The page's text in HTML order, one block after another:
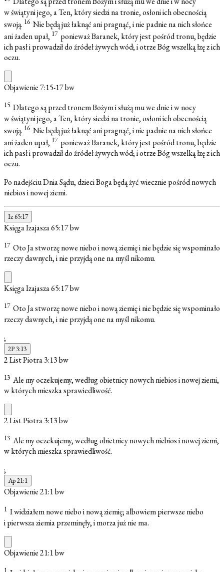
w świątyni jego, a Ten, który siedzi na tronie, osłoni ich obecnością
swoją. 16 Nie będą już łaknąć ani pragnąć, i nie padnie na nich słońce
ani żaden upał, 17 ponieważ Baranek, który jest pośród tronu, będzie
ich pasł i prowadził do źródeł żywych wód; i otrze Bóg wszelką łzę z ich
oczu.
Objawienie 7:15-17bw
15 Dlatego są przed tronem Bożym i służą mu we dnie i w nocy
w świątyni jego, a Ten, który siedzi na tronie, osłoni ich obecnością
swoją. 16 Nie będą już łaknąć ani pragnąć, i nie padnie na nich słońce
ani żaden upał, 17 ponieważ Baranek, który jest pośród tronu, będzie
ich pasł i prowadził do źródeł żywych wód; i otrze Bóg wszelką łzę z ich
oczu.
Po nadejściu Dnia Sądu, dzieci Boga będą żyć wiecznie pośród nowych
niebios i nowej ziemi.
Iz 65:17
Księga Izajasza 65:17bw
17 Oto Ja stworzę nowe niebo i nową ziemię i nie będzie się wspominało
rzeczy dawnych, i nie przyjdą one na myśl nikomu.
Księga Izajasza 65:17bw
17 Oto Ja stworzę nowe niebo i nową ziemię i nie będzie się wspominało
rzeczy dawnych, i nie przyjdą one na myśl nikomu.
;
2P 3:13
2 List Piotra 3:13bw
13 Ale my oczekujemy, według obietnicy nowych niebios i nowej ziemi,
w których mieszka sprawiedliwość.
2 List Piotra 3:13bw
13 Ale my oczekujemy, według obietnicy nowych niebios i nowej ziemi,
w których mieszka sprawiedliwość.
;
Ap 21:1
Objawienie 21:1bw
1 I widziałem nowe niebo i nową ziemię; albowiem pierwsze niebo
i pierwsza ziemia przeminęły, i morza już nie ma.
Objawienie 21:1bw
1